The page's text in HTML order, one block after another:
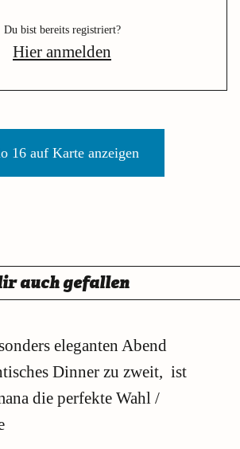
Du bist bereits registriert?
Hier anmelden
16 auf Karte anzeigen
auch gefallen